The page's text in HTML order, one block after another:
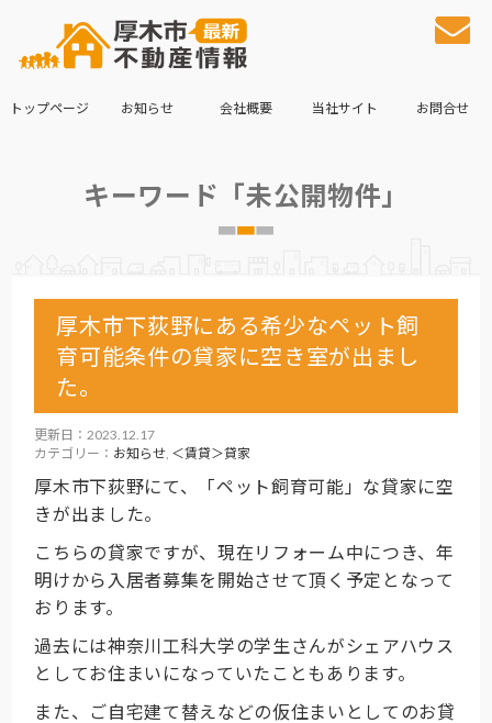
トップページ お知らせ 会社概要 当社サイト お問合せ
キーワード「未公開物件」
厚木市下荻野にある希少なペット飼
育可能条件の貸家に空き室が出まし
た。
更新日：2023.12.17
カテゴリー： お知らせ ＜賃貸＞貸家
厚木市下荻野にて、「ペット飼育可能」な貸家に空
きが出ました。
こちらの貸家ですが、現在リフォーム中につき、年
明けから入居者募集を開始させて頂く予定となって
おります。
過去には神奈川工科大学の学生さんがシェアハウス
としてお住まいになっていたこともあります。
また、ご自宅建て替えなどの仮住まいとしてのお貸